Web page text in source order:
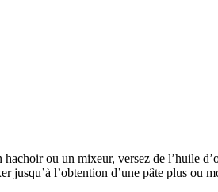
ou un mixeur, versez de l’huile
jusqu’à l’obtention d’une pâte plus ou